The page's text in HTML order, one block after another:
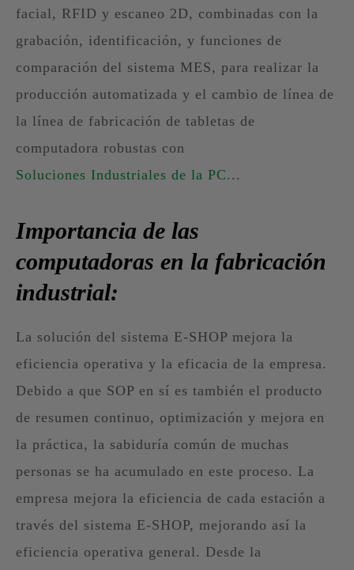
facial, RFID y escaneo 2D, combinadas con la
grabación, identificación, y funciones de
comparación del sistema MES, para realizar la
producción automatizada y el cambio de línea de
la línea de fabricación de tabletas de
computadora robustas con
Soluciones Industriales de la PC...
Importancia de las
computadoras en la fabricación
industrial:
La solución del sistema E-SHOP mejora la
eficiencia operativa y la eficacia de la empresa.
Debido a que SOP en sí es también el producto
de resumen continuo, optimización y mejora en
la práctica, la sabiduría común de muchas
personas se ha acumulado en este proceso. La
empresa mejora la eficiencia de cada estación a
través del sistema E-SHOP, mejorando así la
eficiencia operativa general. Desde la